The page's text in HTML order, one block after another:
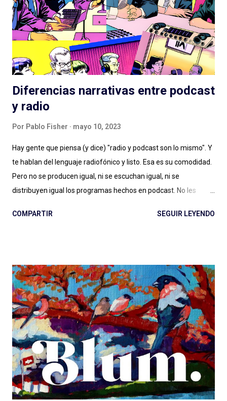
en nuestro planeta, las conspiraciones gubernamentales y "The
truth is out there" . Tan marcada es la influencia de X-Files en
este podcast que hasta lo celebran con la inclusión de la
Diferencias narrativas entre podcast
y radio
Por Pablo Fisher mayo 10, 2023
Hay gente que piensa (y dice) "radio y podcast son lo mismo". Y
te hablan del lenguaje radiofónico y listo. Esa es su comodidad.
Pero no se producen igual, ni se escuchan igual, ni se
distribuyen igual los programas hechos en podcast. No les
(podcast), con escuchar el páramo creativo (radio) vs. la
Porque los debates no pueden ser eternos. Y entonces
hablamos de lenguaje sonoro, hablamos de audio digital a
demanda del siglo XXI, hablamos de géneros, formatos, estilos.
Compartimos programas hechos para audiencias regionales,
globales, en nuestro idioma. Pero hay que aportar , siento en
este momento, un granito más al debate: el de las diferencias
narrativas entre una cosa y la otra. Más allá de las instancias de
producción, distribución y es...
COMPARTIR SEGUIR LEYENDO